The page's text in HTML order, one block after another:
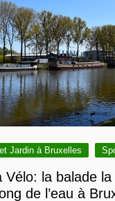
Jardin à Bruxelles
Vélo: la balade
de l’eau à